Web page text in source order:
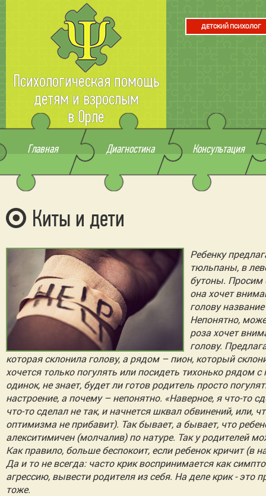
Психологическая помощь
детям и взрослым
в Орле
ДЕТСКИЙ ПСИХОЛОГ
Главная Диагностика Консультация
Киты и дети
Ребенку
тюльпаны, в
бутоны. Просим
она хочет
голову
Непонятно,
роза хочет
голову.
которая склонила голову, а рядом – пион, который
хочется только погулять или посидеть тихонько рядом
одинок, не знает, будет ли готов родитель просто
настроение, а почему – непонятно. «Наверное, я что-то
что-то сделал не так, и начнется шквал обвинений,
оптимизма не прибавит). Так бывает, а бывает, что
алекситимичен (молчалив) по натуре. Так у родителей
Как правило, больше беспокоит, если ребенок кричит (в
Да и то не всегда: часто крик воспринимается как
агрессию, вывести родителя из себя. На деле крик -
тоже.